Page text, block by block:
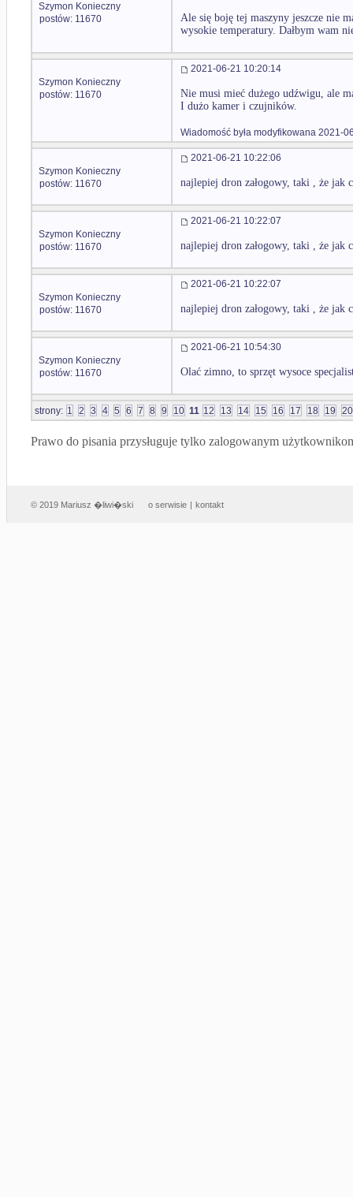
Szymon Konieczny
postów: 11670
Ale się boję tej maszyny jeszcze nie
wysokie temperatury. Dałbym wam
Szymon Konieczny
postów: 11670
2021-06-21 10:20:14
Nie musi mieć dużego udźwigu, ale
I dużo kamer i czujników.
Wiadomość była modyfikowana 2021-
Szymon Konieczny
postów: 11670
2021-06-21 10:22:06
najlepiej dron załogowy, taki , że jak
Szymon Konieczny
postów: 11670
2021-06-21 10:22:07
najlepiej dron załogowy, taki , że jak
Szymon Konieczny
postów: 11670
2021-06-21 10:22:07
najlepiej dron załogowy, taki , że jak
Szymon Konieczny
postów: 11670
2021-06-21 10:54:30
Olać zimno, to sprzęt wysoce
strony: 1 2 3 4 5 6 7 8 9 10 11 12 13 14 15 16 17 18 19 20
Prawo do pisania przysługuje tylko zalogowanym
© 2019 Mariusz �liwi�ski o serwisie | kontakt